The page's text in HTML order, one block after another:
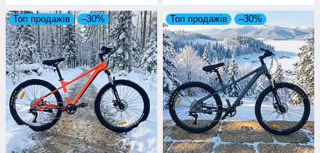
Топ продажів –30% Топ продажів –30%